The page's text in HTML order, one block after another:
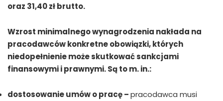
oraz 31,40 zł brutto.
Wzrost minimalnego wynagrodzenia nakłada na
pracodawców konkretne obowiązki, których
niedopełnienie może skutkować sankcjami
finansowymi i prawnymi. Są to m. in.:
dostosowanie umów o pracę –pracodawca musi